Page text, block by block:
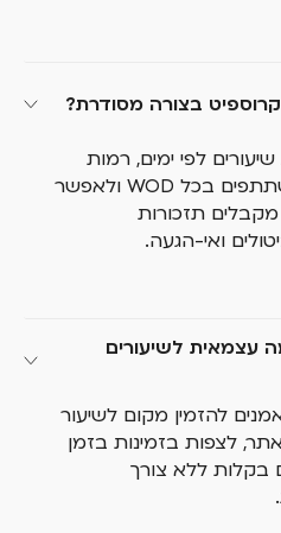
קרוספיט בצורה מסודרת?
לפי ימים, רמות
ומדריכים, להגביל מספר משתתפים בכל WOD ולאפשר
תזכורות
ואי-הגעה.
לשיעורים
להזמין מקום לשיעור
לצפות בזמינות בזמן
בקלות ללא צורך